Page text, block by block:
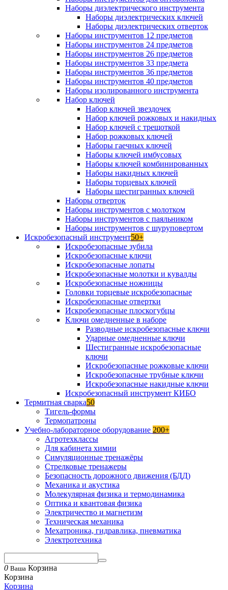
Наборы диэлектрического инструмента
Наборы диэлектрических ключей
Наборы диэлектрических отверток
Наборы инструментов 12 предметов
Наборы инструментов 24 предметов
Наборы инструментов 26 предметов
Наборы инструментов 33 предмета
Наборы инструментов 36 предметов
Наборы инструментов 40 предметов
Наборы изолированного инструмента
Набор ключей
Набор ключей звездочек
Набор ключей рожковых и накидных
Набор ключей с трещоткой
Набор рожковых ключей
Наборы гаечных ключей
Наборы ключей имбусовых
Наборы ключей комбинированных
Наборы накидных ключей
Наборы торцевых ключей
Наборы шестигранных ключей
Наборы отверток
Наборы инструментов с молотком
Наборы инструментов с паяльником
Наборы инструментов с шуруповертом
Искробезопасный инструмент50+
Искробезопасные зубила
Искробезопасные ключи
Искробезопасные лопаты
Искробезопасные молотки и кувалды
Искробезопасные ножницы
Головки торцевые искробезопасные
Искробезопасные отвертки
Искробезопасные плоскогубцы
Ключи омедненные в наборе
Разводные искробезопасные ключи
Ударные омедненные ключи
Шестигранные искробезопасные
ключи
Искробезопасные рожковые ключи
Искробезопасные трубные ключи
Искробезопасные накидные ключи
Искробезопасный инструмент КИБО
Термитная сварка50
Тигель-формы
Термопатроны
Учебно-лабораторное оборудование 200+
Агротехклассы
Для кабинета химии
Симуляционные тренажёры
Стрелковые тренажеры
Безопасность дорожного движения (БДД)
Механика и акустика
Молекулярная физика и термодинамика
Оптика и квантовая физика
Электричество и магнетизм
Техническая механика
Мехатроника, гидравлика, пневматика
Электротехника
0 Ваша Корзина
Корзина
Корзина